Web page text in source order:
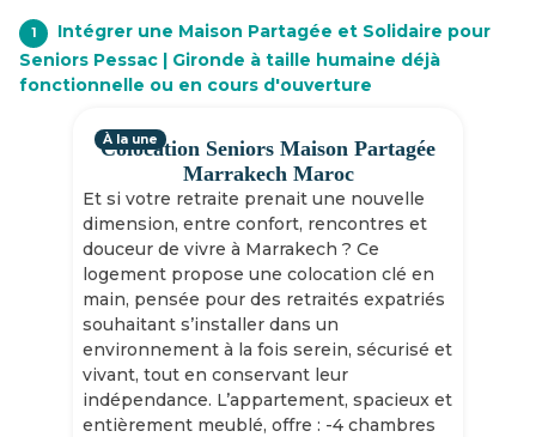
1
Intégrer une Maison Partagée et Solidaire pour
Seniors Pessac | Gironde à taille humaine déjà
fonctionnelle ou en cours d'ouverture
Colocation Seniors Maison Partagée
Marrakech Maroc
Et si votre retraite prenait une nouvelle
dimension, entre confort, rencontres et
douceur de vivre à Marrakech ? Ce
logement propose une colocation clé en
main, pensée pour des retraités expatriés
souhaitant s’installer dans un
environnement à la fois serein, sécurisé et
vivant, tout en conservant leur
indépendance. L’appartement, spacieux et
entièrement meublé, offre : -4 chambres
À la une